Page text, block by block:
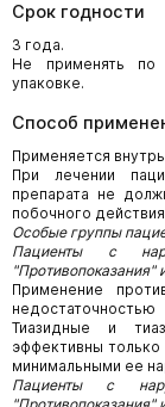
Срок годности
3 года.
Не применять по
упаковке.
Способ
Применяется
При лечении
препарата не
побочного
Особые группы
Пациенты с
"Противопоказания"
Применение
Тиазидные и
эффективны
минимальными ее
Пациенты с